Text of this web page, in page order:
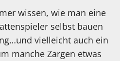
wissen, wie man eine
selbst bauen
vielleicht auch ein
manche Zargen etwas